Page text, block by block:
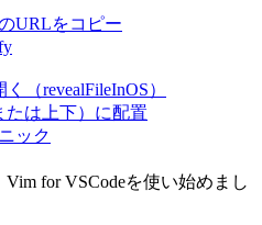
URLをコピー
（revealFileInOS）
たは上下）に配置
ック
for VSCodeを使い始めまし